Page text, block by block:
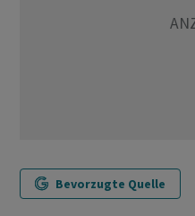
Bevorzugte Quelle